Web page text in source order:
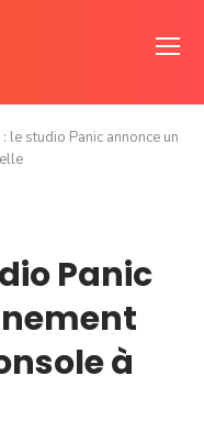
le studio Panic annonce un
Panic
à